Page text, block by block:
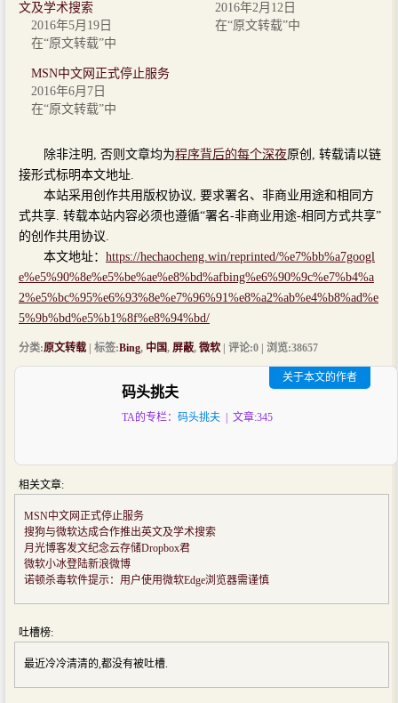
文及学术搜索
2016年5月19日
在“原文转载”中
2016年2月12日
在“原文转载”中
MSN中文网正式停止服务
2016年6月7日
在“原文转载”中
除非注明, 否则文章均为程序背后的每个深夜原创, 转载请以链
接形式标明本文地址.
本站采用创作共用版权协议, 要求署名、非商业用途和相同方
式共享. 转载本站内容必须也遵循“署名-非商业用途-相同方式共享”
的创作共用协议.
本文地址： https://hechaocheng.win/reprinted/%e7%bb%a7googl
e%e5%90%8e%e5%be%ae%e8%bd%afbing%e6%90%9c%e7%b4%a
2%e5%bc%95%e6%93%8e%e7%96%91%e8%a2%ab%e4%b8%ad%e
5%9b%bd%e5%b1%8f%e8%94%bd/
分类:原文转载 | 标签:Bing, 中国, 屏蔽, 微软 | 评论:0 | 浏览:38657
码头挑夫
TA的专栏： 码头挑夫 | 文章:345
关于本文的作者
相关文章:
MSN中文网正式停止服务
搜狗与微软达成合作推出英文及学术搜索
月光博客发文纪念云存储Dropbox君
微软小冰登陆新浪微博
诺顿杀毒软件提示：用户使用微软Edge浏览器需谨慎
吐槽榜:
最近冷冷清清的,都没有被吐槽.